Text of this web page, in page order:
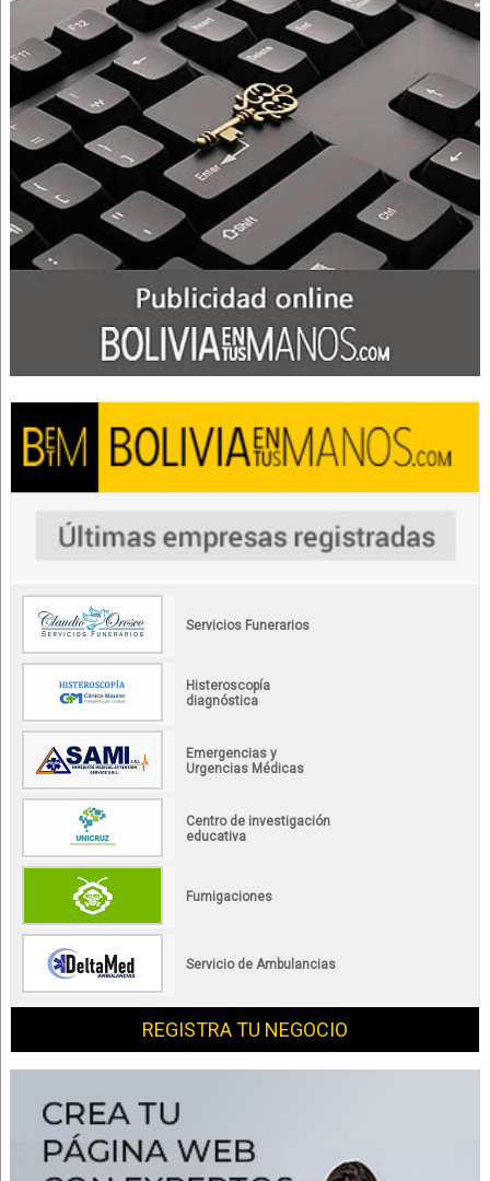
Servicios Funerarios
Histeroscopía
diagnóstica
Emergencias y
Urgencias Médicas
Centro de investigación
educativa
Fumigaciones
Servicio de Ambulancias
REGISTRA TU NEGOCIO